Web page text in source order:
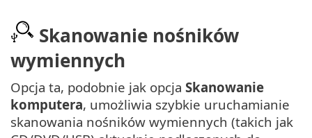
Skanowanie nośników
wymiennych
Opcja ta, podobnie jak opcja Skanowanie
komputera, umożliwia szybkie uruchamianie
skanowania nośników wymiennych (takich jak